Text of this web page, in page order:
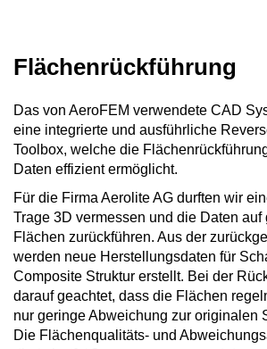
Flächenrückführung
Das von AeroFEM verwendete CAD
eine integrierte und ausführliche
Toolbox, welche die
Daten effizient ermöglicht.
Für die Firma Aerolite AG durften wir
Trage 3D vermessen und die Daten auf
Flächen zurückführen. Aus der
werden neue Herstellungsdaten für
Composite Struktur erstellt. Bei der
darauf geachtet, dass die Flächen
nur geringe Abweichung zur originalen
Die Flächenqualitäts- und